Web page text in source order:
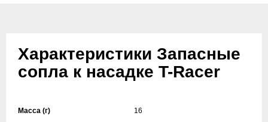
Характеристики Запасные
сопла к насадке T-Racer
Масса (г) 16